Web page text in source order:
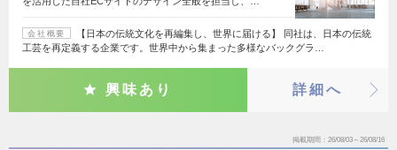
会社概要
【日本の伝統文化を再編集し、世界に届ける】 同社は、日本の伝統
工芸を再定義する企業です。世界中から集まった多様なバックグラ…
興味あり 詳細へ
掲載期間 26/08/03～26/08/16